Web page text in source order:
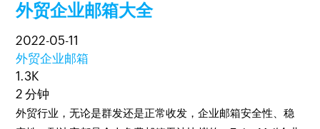
外贸企业邮箱大全
2022-05-11
外贸企业邮箱
1.3K
2 分钟
外贸行业，无论是群发还是正常收发，企业邮箱安全性、稳